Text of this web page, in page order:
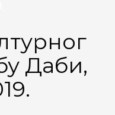
Даби,